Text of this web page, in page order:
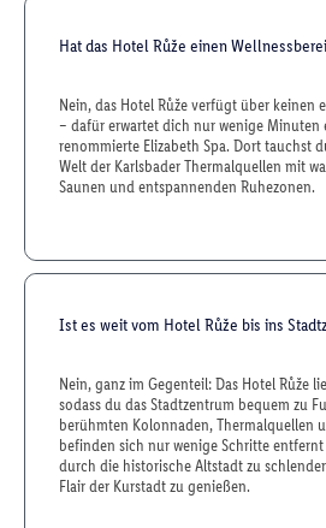
Hat das Hotel Růže einen
Nein, das Hotel Růže verfügt über keinen
– dafür erwartet dich nur wenige Minuten
renommierte Elizabeth Spa. Dort tauchst
Welt der Karlsbader Thermalquellen mit
Saunen und entspannenden Ruhezonen.
Ist es weit vom Hotel Růže bis ins
Nein, ganz im Gegenteil: Das Hotel Růže
sodass du das Stadtzentrum bequem zu
berühmten Kolonnaden, Thermalquellen
befinden sich nur wenige Schritte
durch die historische Altstadt zu
Flair der Kurstadt zu genießen.